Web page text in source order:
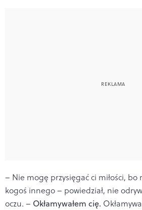
– Nie mogę przysięgać ci miłości, bo
kogoś innego – powiedział, nie
oczu. – Okłamywałem cię.